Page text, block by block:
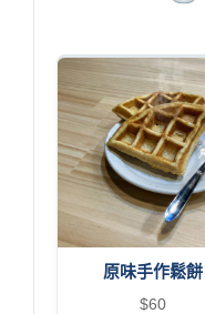
原味手作鬆餅
$60